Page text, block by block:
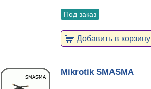
Под заказ
Добавить в корзину
Mikrotik SMASMA